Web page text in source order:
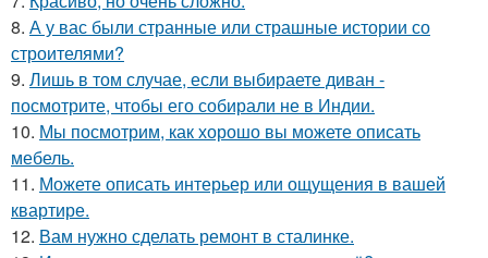
8. А у вас были странные или страшные истории со
строителями?
9. Лишь в том случае, если выбираете диван -
посмотрите, чтобы его собирали не в Индии.
10. Мы посмотрим, как хорошо вы можете описать
мебель.
11. Можете описать интерьер или ощущения в вашей
квартире.
12. Вам нужно сделать ремонт в сталинке.